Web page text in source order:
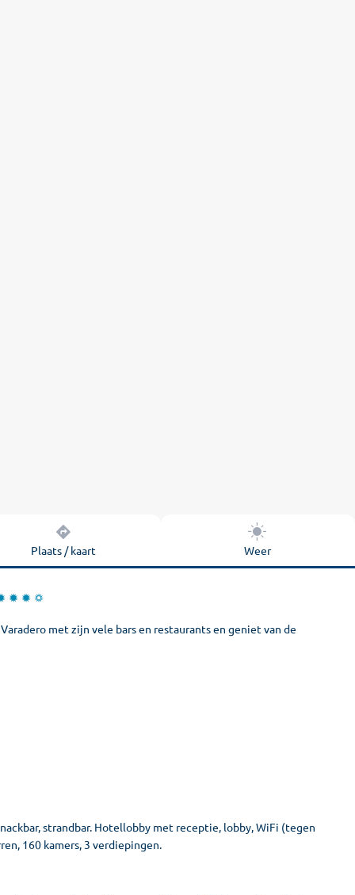
Plaats / kaart Weer
met zijn vele bars en restaurants en geniet van de
strandbar. Hotellobby met receptie, lobby, WiFi (tegen
160 kamers, 3 verdiepingen.